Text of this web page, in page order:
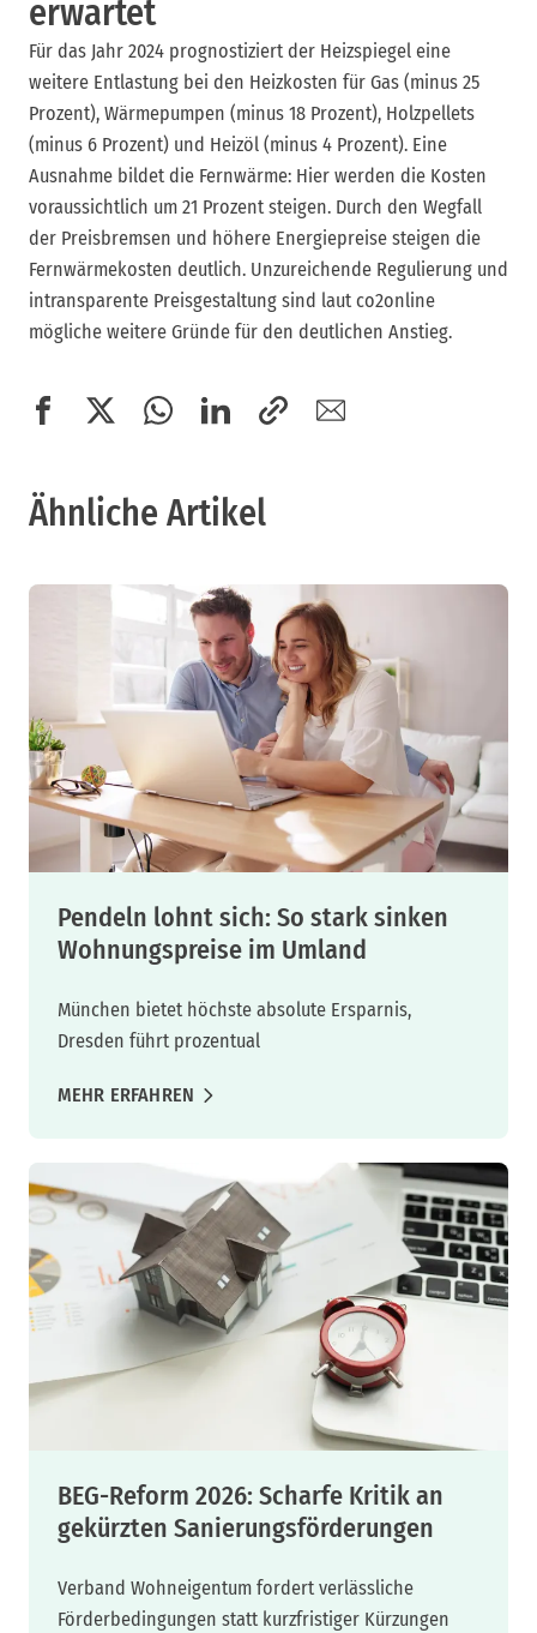
erwartet
Für das Jahr 2024 prognostiziert der Heizspiegel eine
weitere Entlastung bei den Heizkosten für Gas (minus 25
Prozent), Wärmepumpen (minus 18 Prozent), Holzpellets
(minus 6 Prozent) und Heizöl (minus 4 Prozent). Eine
Ausnahme bildet die Fernwärme: Hier werden die Kosten
voraussichtlich um 21 Prozent steigen. Durch den Wegfall
der Preisbremsen und höhere Energiepreise steigen die
Fernwärmekosten deutlich. Unzureichende Regulierung und
intransparente Preisgestaltung sind laut co2online
mögliche weitere Gründe für den deutlichen Anstieg.
Ähnliche Artikel
Pendeln lohnt sich: So stark sinken
Wohnungspreise im Umland
München bietet höchste absolute Ersparnis,
Dresden führt prozentual
MEHR ERFAHREN
BEG-Reform 2026: Scharfe Kritik an
gekürzten Sanierungsförderungen
Verband Wohneigentum fordert verlässliche
Förderbedingungen statt kurzfristiger Kürzungen